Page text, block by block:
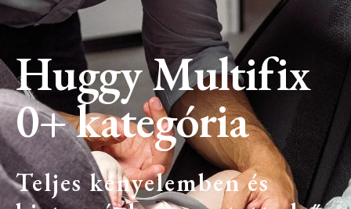
Huggy Multifix
0+ kategória
Teljes kényelemben és